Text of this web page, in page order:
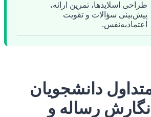
طراحی اسلایدها، تمرین ارائه،
پیش‌بینی سؤالات و تقویت
اعتمادبه‌نفس.
دانشجویان
رساله و